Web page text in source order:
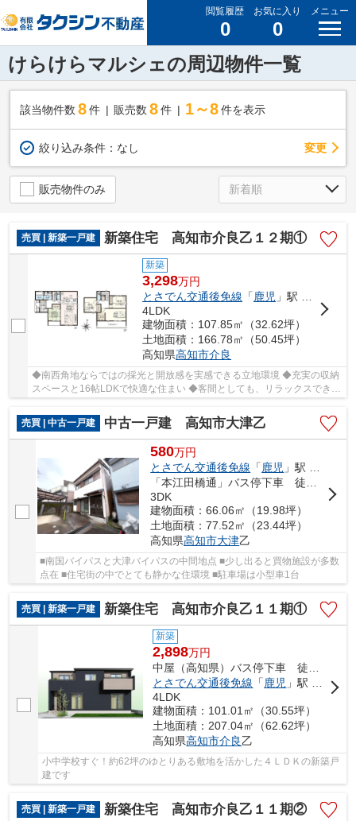
閲覧履歴
0
お気に入り
0
メニュー
けらけらマルシェの周辺物件一覧
該当物件数 8件 販売数 8 件 1～8 件を表示
絞り込み条件： なし 変更
販売物件のみ
売買 | 新築一戸建 新築住宅 高知市介良乙１２期①
新築
3,298万円
とさでん交通後免線 「鹿児 」駅 徒歩20分
4LDK
建物面積：107.85㎡（32.62坪）
土地面積：166.78㎡（50.45坪）
高知県高知市介良
◆南西角地ならではの採光と開放感を実感できる立地環境 ◆充実の収納
スペースと16帖LDKで快適な住まい ◆客間としても、リラックスできる
売買 | 中古一戸建
中古一戸建 高知市大津乙
580万円
とさでん交通後免線 「鹿児 」駅 徒歩7分
「本江田橋通」バス停下車 徒歩13分
3DK
建物面積：66.06㎡（19.98坪）
土地面積：77.52㎡（23.44坪）
高知県高知市大津乙
■南国バイパスと大津バイパスの中間地点 ■少し出ると買物施設が多数
点在 ■住宅街の中でとても静かな住環境 ■駐車場は小型車1台
売買 | 新築一戸建 新築住宅 高知市介良乙１１期①
新築
2,898万円
とさでん交通後免線 「 鹿児 」駅 徒歩23分
4LDK
建物面積：101.01㎡（30.55坪）
土地面積：207.04㎡（62.62坪）
高知県高知市介良乙
小中学校すぐ！約62坪のゆとりある敷地を活かした４ＬＤＫの新築戸
建です
売買 | 新築一戸建 新築住宅 高知市介良乙１１期②